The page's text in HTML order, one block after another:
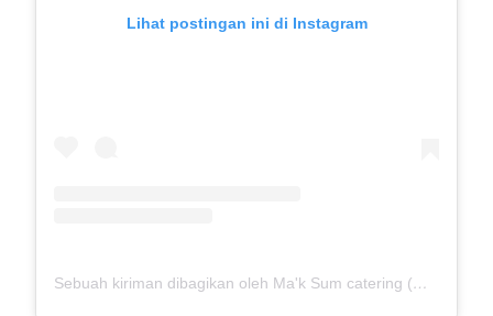
Lihat postingan ini di Instagram
Sebuah kiriman dibagikan oleh Ma'k Sum catering (@mak_sumcatering)